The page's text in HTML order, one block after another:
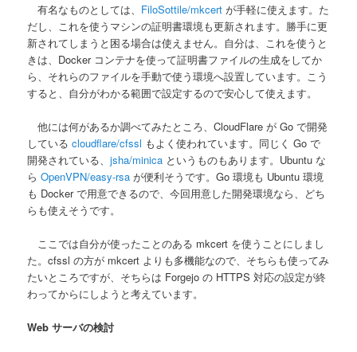
有名なものとしては、 FiloSottile/mkcert が手軽に使えます。た
だし、これを使うマシンの証明書環境も更新されます。勝手に更
新されてしまうと困る場合は使えません。自分は、これを使うと
きは、Docker コンテナを使って証明書ファイルの生成をしてか
ら、それらのファイルを手動で使う環境へ設置しています。こう
すると、自分がわかる範囲で設定するので安心して使えます。
他には何があるか調べてみたところ、CloudFlare が Go で開発
しているcloudflare/cfssl もよく使われています。同じく Go で
開発されている、jsha/minica というものもあります。Ubuntu な
らOpenVPN/easy-rsa が便利そうです。Go 環境も Ubuntu 環境
も Docker で用意できるので、今回用意した開発環境なら、どち
らも使えそうです。
ここでは自分が使ったことのある mkcert を使うことにしまし
た。cfssl の方が mkcert よりも多機能なので、そちらも使ってみ
たいところですが、そちらは Forgejo の HTTPS 対応の設定が終
わってからにしようと考えています。
Web サーバの検討